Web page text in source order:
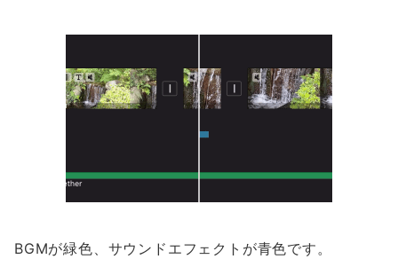
BGMが緑色、サウンドエフェクトが青色です。